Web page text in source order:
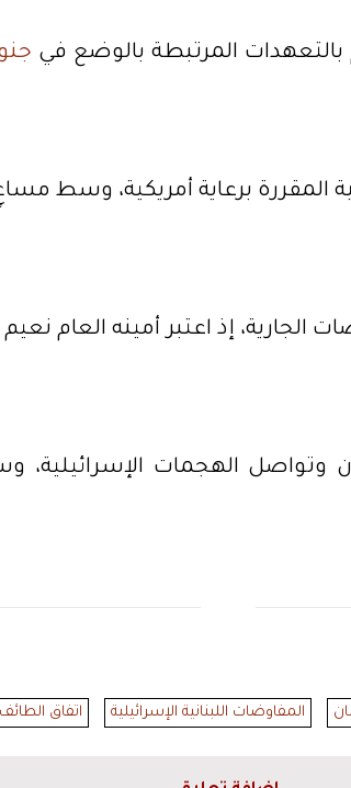
بالتعهدات المرتبطة بالوضع في
المقررة برعاية أمريكية، وسط
إذ اعتبر أمينه العام
وتواصل الهجمات
المفاوضات اللبنانية الإسرائيلية اتفاق الطائف